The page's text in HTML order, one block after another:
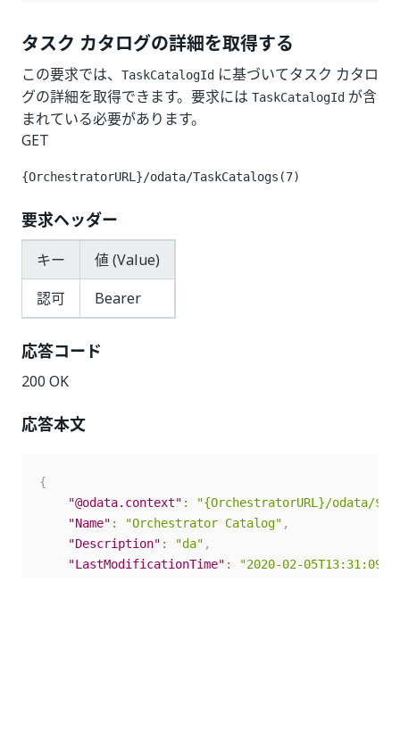
タスク カタログの詳細を取得する
この要求では、 TaskCatalogId に基づいてタスク カタロ
グの詳細を取得できます。要求には TaskCatalogId が含
まれている必要があります。
GET
{OrchestratorURL}/odata/TaskCatalogs(7)
要求ヘッダー
キー
値 (Value)
認可
Bearer
応答コード
200 OK
応答本文
{
"@odata.context" :
"{OrchestratorURL}/odata/
"Name" : "Orchestrator Catalog" ,
"Description" : "da" ,
"LastModificationTime" :
"2020-02-